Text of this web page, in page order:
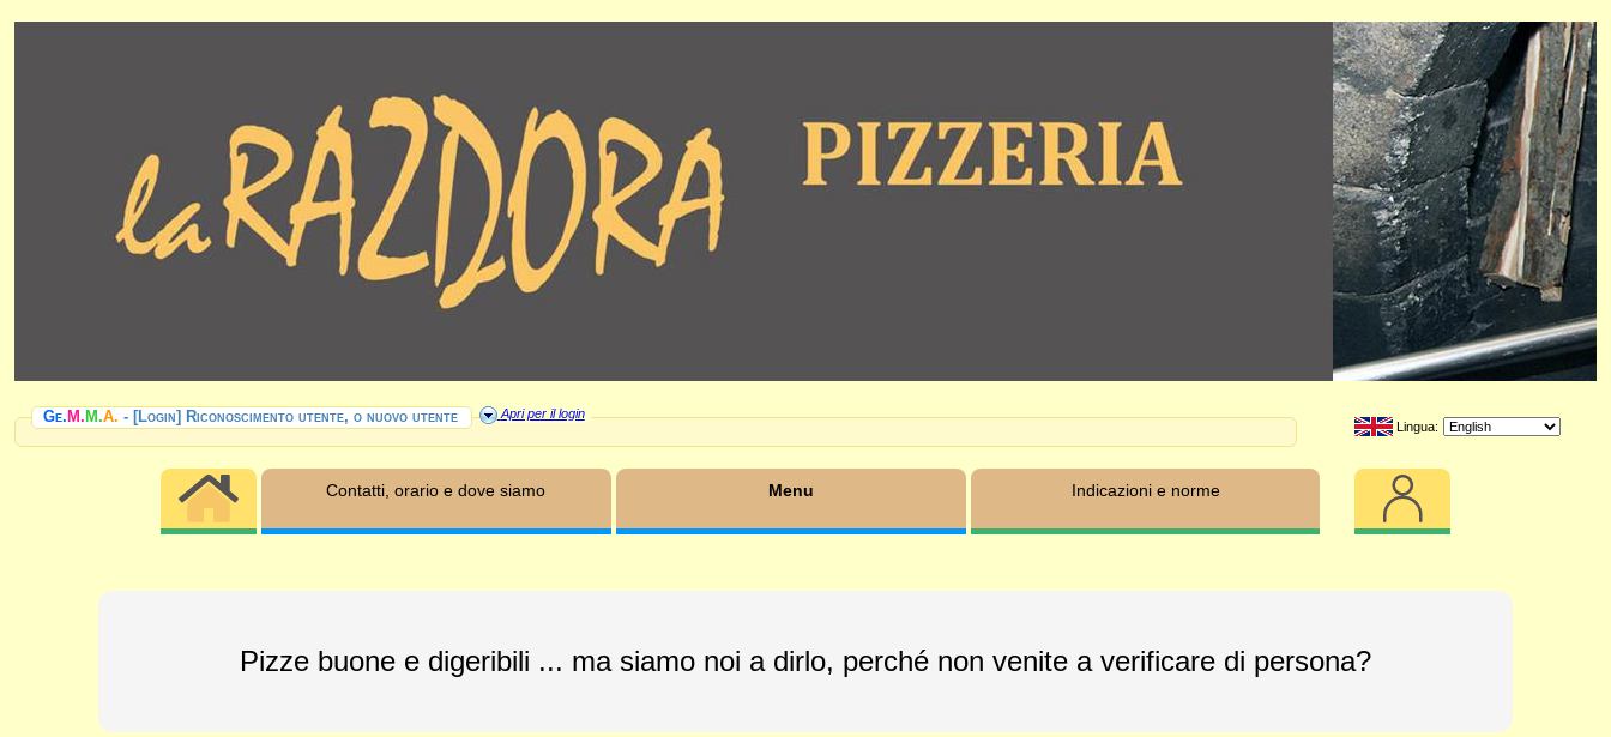
Lingua:
Ge. M. M.A. - [Login] Riconoscimento utente, o nuovo utente Apri per il login
Contatti, orario e dove siamo Menu Indicazioni e norme
Pizze buone e digeribili ... ma siamo noi a dirlo, perché non venite a verificare di persona?